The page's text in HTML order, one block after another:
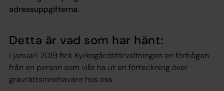
adressuppgifterna.
Detta är vad som har hänt:
I januari 2019 fick Kyrkogårdsförvaltningen en förfrågan
från en person som ville ha ut en förteckning över
gravrättsinnehavare hos oss.